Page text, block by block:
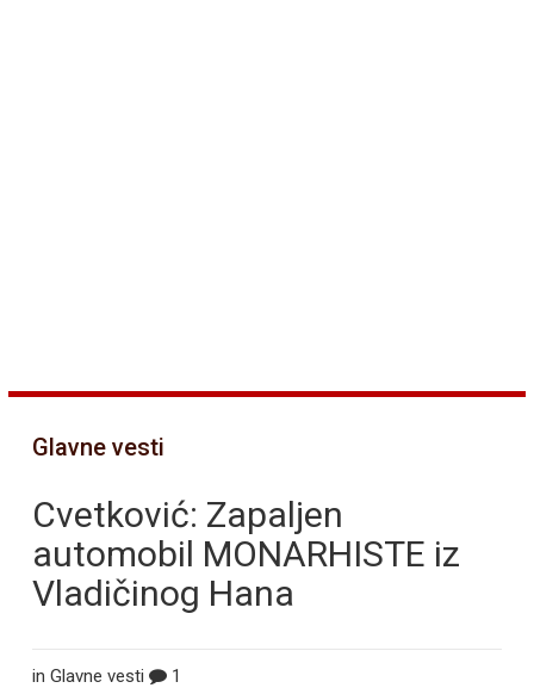
Glavne vesti
Cvetković: Zapaljen
automobil MONARHISTE iz
Vladičinog Hana
in Glavne vesti
1